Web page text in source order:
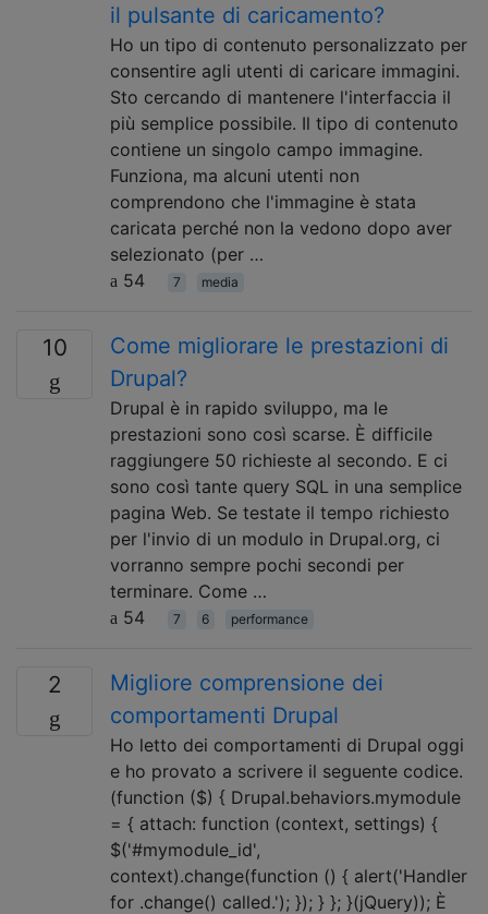
il pulsante di caricamento?
Ho un tipo di contenuto personalizzato per
consentire agli utenti di caricare immagini.
Sto cercando di mantenere l'interfaccia il
più semplice possibile. Il tipo di contenuto
contiene un singolo campo immagine.
Funziona, ma alcuni utenti non
comprendono che l'immagine è stata
caricata perché non la vedono dopo aver
selezionato (per …
54
7 media
10
Come migliorare le prestazioni di
Drupal?
Drupal è in rapido sviluppo, ma le
prestazioni sono così scarse. È difficile
raggiungere 50 richieste al secondo. E ci
sono così tante query SQL in una semplice
pagina Web. Se testate il tempo richiesto
per l'invio di un modulo in Drupal.org, ci
vorranno sempre pochi secondi per
terminare. Come …
54
7 6 performance
2
Migliore comprensione dei
comportamenti Drupal
Ho letto dei comportamenti di Drupal oggi
e ho provato a scrivere il seguente codice.
(function ($) { Drupal.behaviors.mymodule
= { attach: function (context, settings) {
$('#mymodule_id',
context).change(function () { alert('Handler
for .change() called.'); }); } }; }(jQuery)); È